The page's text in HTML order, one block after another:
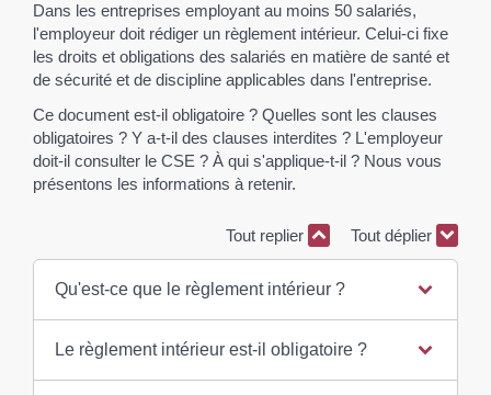
Dans les entreprises employant au moins 50 salariés,
l'employeur doit rédiger un règlement intérieur. Celui-ci fixe
les droits et obligations des salariés en matière de santé et
de sécurité et de discipline applicables dans l'entreprise.
Ce document est-il obligatoire ? Quelles sont les clauses
obligatoires ? Y a-t-il des clauses interdites ? L'employeur
doit-il consulter le CSE ? À qui s'applique-t-il ? Nous vous
présentons les informations à retenir.
Tout replier Tout déplier
Qu'est-ce que le règlement intérieur ?
Le règlement intérieur est-il obligatoire ?